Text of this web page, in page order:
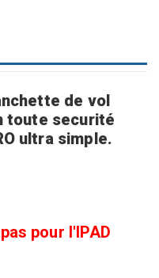
de vol
toute securité
ultra simple.
pour l'IPAD